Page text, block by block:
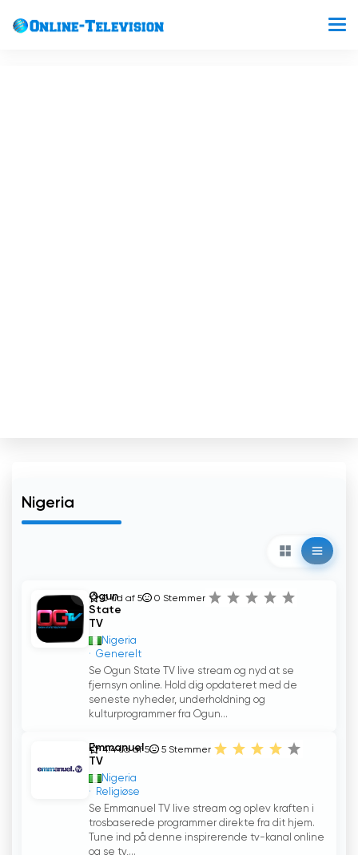
Nigeria
Ogun
State
TV
Nigeria
Generelt
0 ud af 5 0 Stemmer
Se Ogun State TV live stream og nyd at se
fjernsyn online. Hold dig opdateret med de
seneste nyheder, underholdning og
kulturprogrammer fra Ogun...
Emmanuel
TV
Nigeria
Religiøse
4.4 ud af 5 5 Stemmer
Se Emmanuel TV live stream og oplev kraften i
trosbaserede programmer direkte fra dit hjem.
Tune ind på denne inspirerende tv-kanal online
og se tv,...